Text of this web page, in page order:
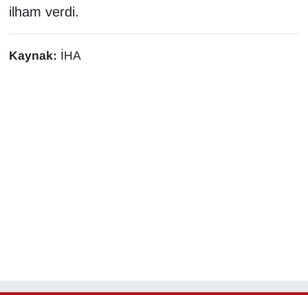
ilham verdi.
Kaynak: İHA
YAŞAM
YEREL